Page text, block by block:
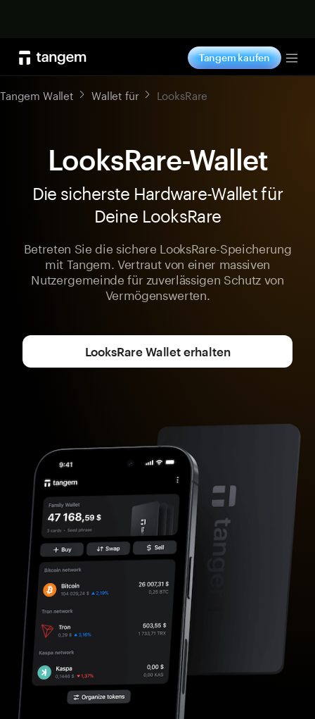
Tangem kaufen
Tangem Wallet Wallet für LooksRare
LooksRare-Wallet
Die sicherste Hardware-Wallet für
Deine LooksRare
Betreten Sie die sichere LooksRare-Speicherung
mit Tangem. Vertraut von einer massiven
Nutzergemeinde für zuverlässigen Schutz von
Vermögenswerten.
LooksRare Wallet erhalten